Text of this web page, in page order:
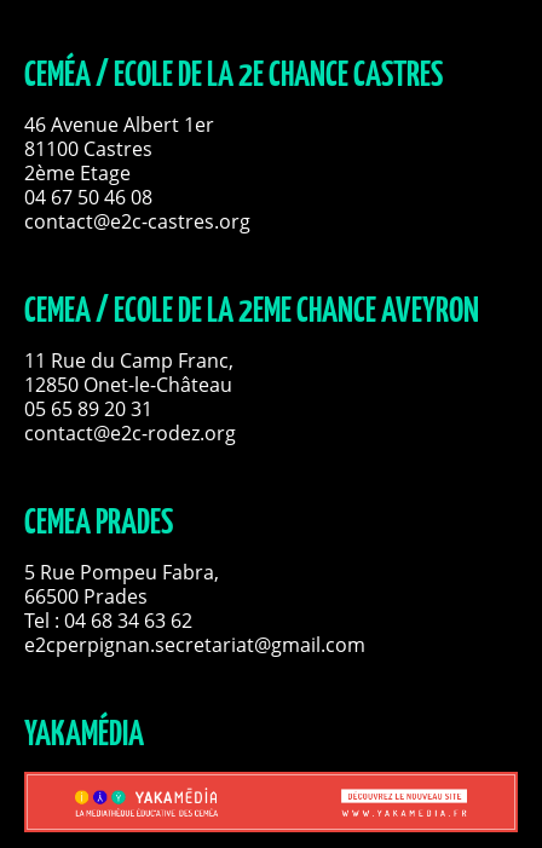
CEMÉA / ECOLE DE LA 2E CHANCE CASTRES
46 Avenue Albert 1er
81100 Castres
2ème Etage
04 67 50 46 08
contact@e2c-castres.org
CEMEA / ECOLE DE LA 2EME CHANCE AVEYRON
11 Rue du Camp Franc,
12850 Onet-le-Château
05 65 89 20 31
contact@e2c-rodez.org
CEMEA PRADES
5 Rue Pompeu Fabra,
66500 Prades
Tel : 04 68 34 63 62
e2cperpignan.secretariat@gmail.com
YAKAMÉDIA